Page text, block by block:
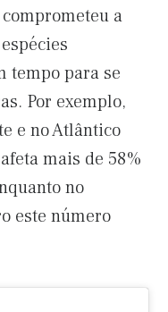
a
tempo para se
Por exemplo,
e no Atlântico
mais de 58%
no
este número